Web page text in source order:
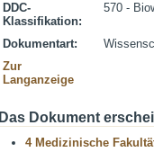
DDC-
Klassifikation:
570 -
Dokumentart:
Zur
Langanzeige
Das Dokument
4 Medizinische